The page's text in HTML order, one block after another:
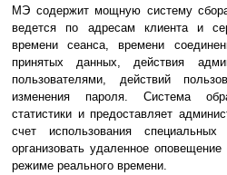
МЭ содержит мощную систему
ведется по адресам клиента и
времени сеанса, времени
принятых данных, действия
пользователями, действий
изменения пароля. Система
статистики и предоставляет
счет использования
организовать удаленное
режиме реального времени.